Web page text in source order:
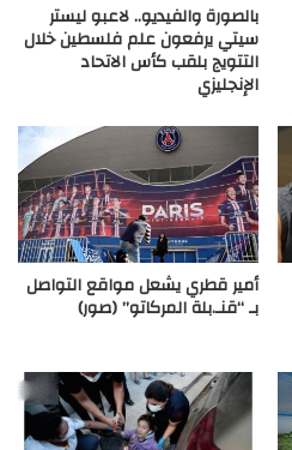
بالصورة والفيديو.. لاعبو ليستر
سيتي يرفعون علم فلسطين خلال
التتويج بلقب كأس الاتحاد
الإنجليزي
أمير قطري يشعل مواقع التواصل
بـ “قنـ.بلة المركاتو” (صور)